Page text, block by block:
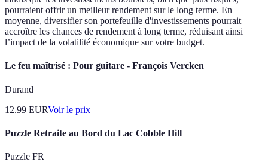
pourraient offrir un meilleur rendement sur le long terme. En
moyenne, diversifier son portefeuille d'investissements pourrait
accroître les chances de rendement à long terme, réduisant ainsi
l’impact de la volatilité économique sur votre budget.
Le feu maîtrisé : Pour guitare - François Vercken
Durand
12.99 EURVoir le prix
Puzzle Retraite au Bord du Lac Cobble Hill
Puzzle FR